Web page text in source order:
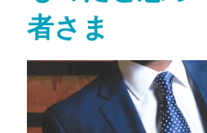
者さま